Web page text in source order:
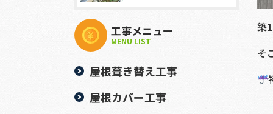
築
そ
工事メニュー
MENU LIST
屋根葺き替え工事
屋根カバー工事